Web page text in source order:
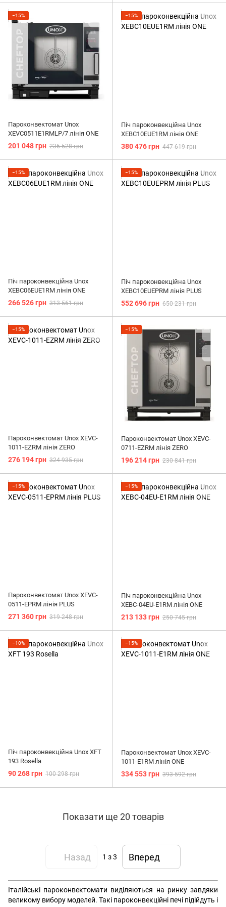
−15%
Пароконвектомат Unox
XEVC0511E1RMLP/7 лінія ONE
201 048 грн 236 528 грн
−15%
Піч пароконвекційна Unox
XEBC10EUE1RM лінія ONE
380 476 грн 447 619 грн
−15%
Піч пароконвекційна Unox
XEBC06EUE1RM лінія ONE
266 526 грн 313 561 грн
−15%
Піч пароконвекційна Unox
XEBC10EUEPRM лінія PLUS
552 696 грн 650 231 грн
−15%
Пароконвектомат Unox XEVC-
1011-EZRM лінія ZERO
276 194 грн 324 935 грн
−15%
Пароконвектомат Unox XEVC-
0711-EZRM лінія ZERO
196 214 грн 230 841 грн
−15%
Пароконвектомат Unox XEVC-
0511-EPRM лінія PLUS
271 360 грн 319 248 грн
−15%
Піч пароконвекційна Unox
XEBC-04EU-E1RM лінія ONE
213 133 грн 250 745 грн
−10%
Піч пароконвекційна Unox XFT
193 Rosella
90 268 грн 100 298 грн
−15%
Пароконвектомат Unox XEVC-
1011-E1RM лінія ONE
334 553 грн 393 592 грн
Показати ще 20 товарів
Назад 1 з 3 Вперед
Італійські пароконвектомати виділяються на ринку завдяки
великому вибору моделей. Такі пароконвекційні печі підійдуть і